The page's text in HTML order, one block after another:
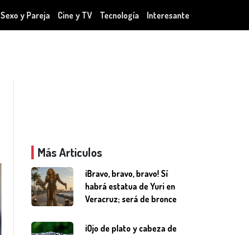
Sexo y Pareja Cine y TV Tecnología Interesante
Más Articulos
¡Bravo, bravo, bravo! Sí
habrá estatua de Yuri en
Veracruz; será de bronce
¡Ojo de plato y cabeza de